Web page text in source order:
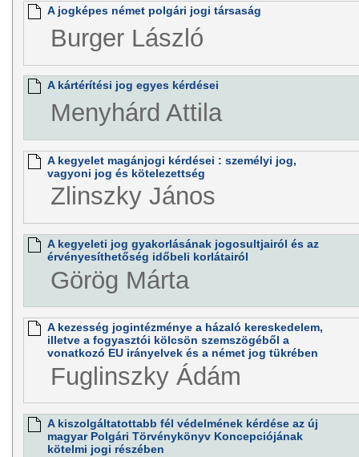
A jogképes német polgári jogi társaság
Burger László
A kártérítési jog egyes kérdései
Menyhárd Attila
A kegyelet magánjogi kérdései : személyi jog,
vagyoni jog és kötelezettség
Zlinszky János
A kegyeleti jog gyakorlásának jogosultjairól és az
érvényesíthetőség időbeli korlátairól
Görög Márta
A kezesség jogintézménye a házaló kereskedelem,
illetve a fogyasztói kölcsön szemszögéből a
vonatkozó EU irányelvek és a német jog tükrében
Fuglinszky Ádám
A kiszolgáltatottabb fél védelmének kérdése az új
magyar Polgári Törvénykönyv Koncepciójának
kötelmi jogi részében